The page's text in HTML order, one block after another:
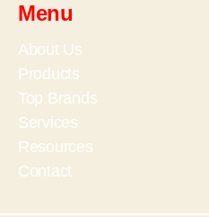
Menu
About Us
Products
Top Brands
Services
Resources
Contact